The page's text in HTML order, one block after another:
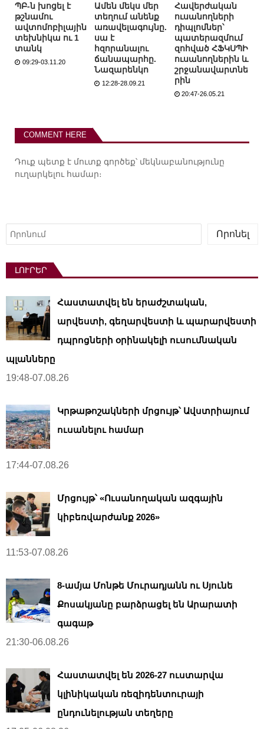
ՊԲ-ն խոցել է
թշնամու
ավտոմոբիլային
տեխնիկա ու 1
տանկ
09:29-03.11.20
Ամեն մեկս մեր
տեղում անենք
առավելագույնը.
սա է
հզորանալու
ճանապարհը.
Նազարենկո
12:28-28.09.21
Հավերժական
ուսանողների
դիպլոմներ՝
պատերազմում
զոհված ՀՖԿՍՊԻ
ուսանողներին և
շրջանավարտնե
րին
20:47-26.05.21
COMMENT HERE
Դուք պետք է մուտք գործեք՝ մեկնաբանությունը
ուղարկելու համար։
Որոնել
Որոնել
ԼՈՒՐԵՐ
Հաստատվել են երաժշտական,
արվեստի, գեղարվեստի և պարարվեստի
դպրոցների օրինակելի ուսումնական
պլանները
19:48-07.08.26
Կրթաթոշակների մրցույթ՝ Ավստրիայում
ուսանելու համար
17:44-07.08.26
Մրցույթ՝ «Ուսանողական ազգային
կիբեռվարժանք 2026»
11:53-07.08.26
8-ամյա Մոնթե Մուրադյանն ու Սյունե
Քոսակյանը բարձրացել են Արարատի
գագաթ
21:30-06.08.26
Հաստատվել են 2026-27 ուստարվա
կլինիկական ռեզիդենտուրայի
ընդունելության տեղերը